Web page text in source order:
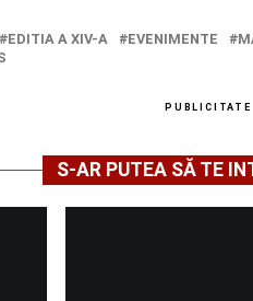
EDITIA A XIV-A EVENIMENTE
PUBLICITATE
S-AR PUTEA SĂ TE